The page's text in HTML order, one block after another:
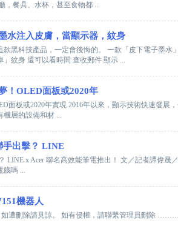
，餐具、水杯，甚至食物都 ...
水注入皮膚，當顯示器，紋身
款黑科技產品，一定會後悔的。 一款「皮下電子墨
紋身 還可以看時間 查收郵件 顯示 ...
！OLED面板或2020年
面板或2020年實現 2016年以來，顯示技術快速發
機層的設備和材 ...
出擊？ LINE
LINE x Acer 聯名高效能筆電推出！ 文／記者譚偉晟
腦嗎 ...
機器人
如遭刪除請見諒。 如有侵權，請聯繫管理員刪